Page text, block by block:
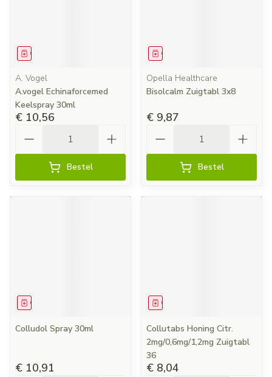
Geneesmiddel
A. Vogel
A.vogel Echinaforcemed
Keelspray 30ml
€ 10,56
Bestel
Geneesmiddel
Opella Healthcare
Bisolcalm Zuigtabl 3x8
€ 9,87
Bestel
Geneesmiddel
Colludol Spray 30ml
€ 10,91
Geneesmiddel
Collutabs Honing Citr.
2mg/0,6mg/1,2mg Zuigtabl
36
€ 8,04